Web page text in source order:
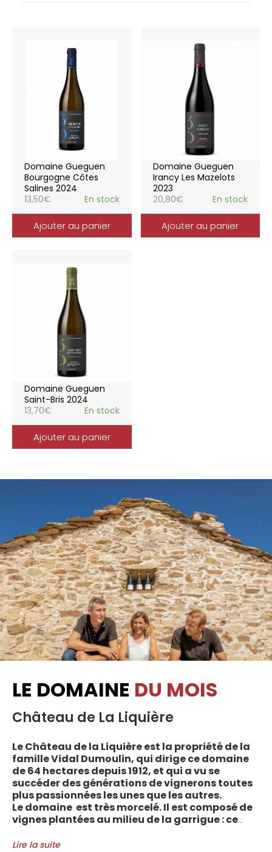
Domaine Gueguen
Bourgogne Côtes
Salines 2024
13,50€ En stock
Ajouter au panier
Domaine Gueguen
Irancy Les Mazelots
2023
20,80€ En stock
Ajouter au panier
Domaine Gueguen
Saint-Bris 2024
13,70€ En stock
Ajouter au panier
LE DOMAINE DU MOIS
Château de La Liquière
Le Château de la Liquière est la propriété de la
famille Vidal Dumoulin, qui dirige ce domaine
de 64 hectares depuis 1912, et qui a vu se
succéder des générations de vignerons toutes
plus passionnées les unes que les autres.
Le domaine est très morcelé. Il est composé de
vignes plantées au milieu de la garrigue : ce
entre les villages d’Autignac, Caussiniojouls,
Lire la suite